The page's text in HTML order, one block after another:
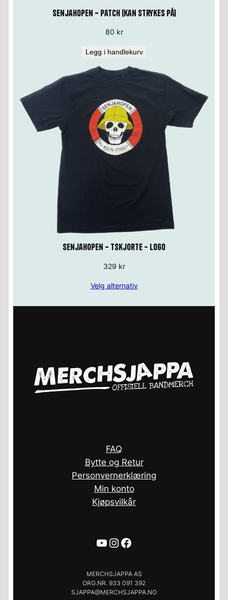
Senjahopen – Patch (kan strykes på)
80 kr
Legg i handlekurv
Senjahopen – Tskjorte – Logo
329 kr
Velg alternativ
FAQ
Bytte og Retur
Personvernerklæring
Min konto
Kjøpsvilkår
YouTube
Instagram
Facebook
MERCHSJAPPA AS
ORG.NR. 933 091 392
SJAPPA@MERCHSJAPPA.NO